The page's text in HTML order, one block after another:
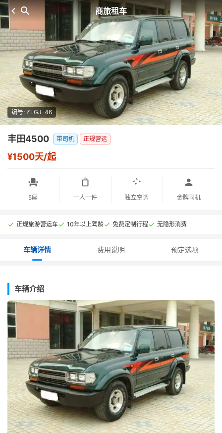
商旅租车
编号: ZLGJ-46
丰田4500 带司机 正规营运
¥1500天/起
5座 一人一件 独立空调 金牌司机
正规旅游营运车 10年以上驾龄 免费定制行程 无隐形消费
车辆详情 费用说明 预定选项
车辆介绍